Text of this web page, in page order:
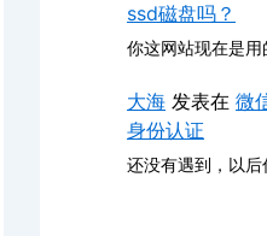
ssd磁盘吗？
你这网站现在是
大海 发表在 微
身份认证
还没有遇到，以后